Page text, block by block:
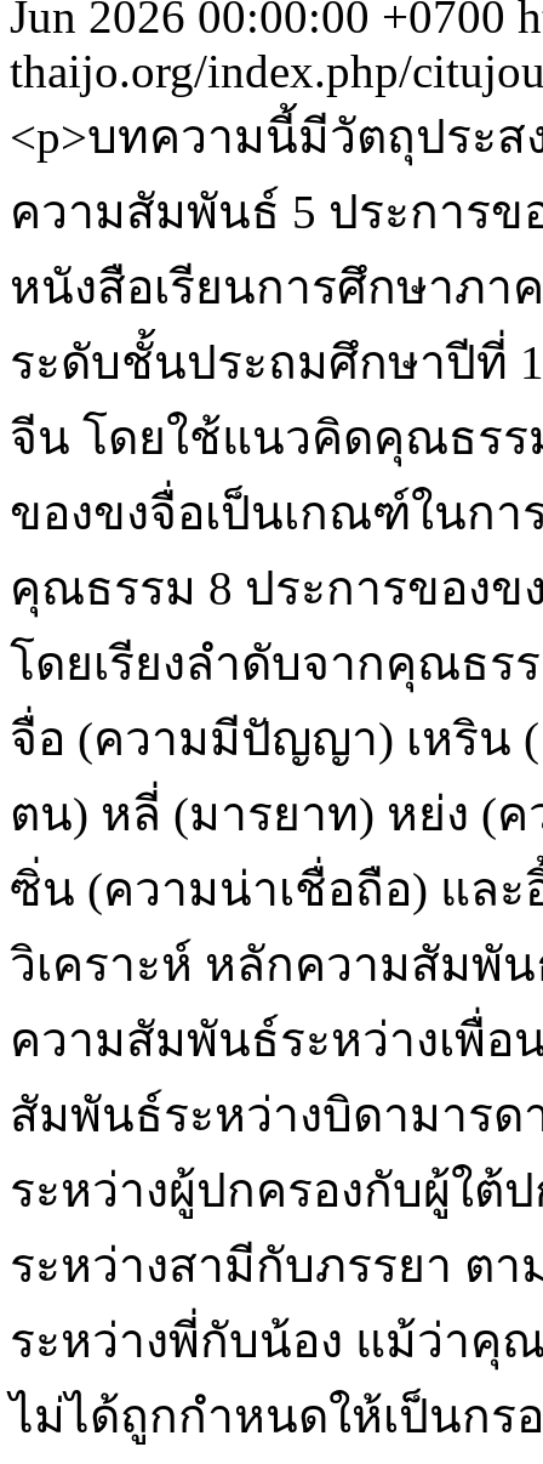
Jun 2026 00:00:00 +0700
thaijo.org/index.php/
<p>บทความนี้มีวัตถุประ
ความสัมพันธ์ 5 ประการ
หนังสือเรียนการศึกษาภ
ระดับชั้นประถมศึกษาปีที่
จีน โดยใช้แนวคิดคุณธรร
ของขงจื่อเป็นเกณฑ์ในกา
คุณธรรม 8 ประการของข
โดยเรียงลำดับจากคุณธ
จื่อ (ความมีปัญญา) เหริน
ตน) หลี่ (มารยาท) หย่ง (
ซิ่น (ความน่าเชื่อถือ) แล
วิเคราะห์ หลักความสัมพั
ความสัมพันธ์ระหว่างเพื่อ
สัมพันธ์ระหว่างบิดามาร
ระหว่างผู้ปกครองกับผู้ใต้
ระหว่างสามีกับภรรยา ต
ระหว่างพี่กับน้อง แม้ว่าคุ
ไม่ได้ถูกกำหนดให้เป็นก